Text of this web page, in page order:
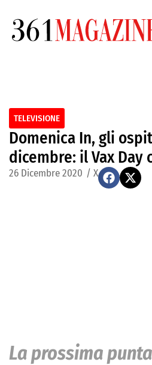
TELEVISIONE
Domenica In, gli
dicembre: il Vax Day
26 Dicembre 2020 / X
La prossima